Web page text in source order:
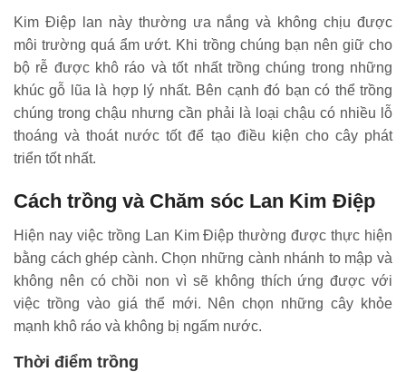
Kim Điệp lan này thường ưa nắng và không chịu được
môi trường quá ẩm ướt. Khi trồng chúng bạn nên giữ cho
bộ rễ được khô ráo và tốt nhất trồng chúng trong những
khúc gỗ lũa là hợp lý nhất. Bên cạnh đó bạn có thể trồng
chúng trong chậu nhưng cần phải là loại chậu có nhiều lỗ
thoáng và thoát nước tốt để tạo điều kiện cho cây phát
triển tốt nhất.
Cách trồng và Chăm sóc Lan Kim Điệp
Hiện nay việc trồng Lan Kim Điệp thường được thực hiện
bằng cách ghép cành. Chọn những cành nhánh to mập và
không nên có chồi non vì sẽ không thích ứng được với
việc trồng vào giá thể mới. Nên chọn những cây khỏe
mạnh khô ráo và không bị ngấm nước.
Thời điểm trồng